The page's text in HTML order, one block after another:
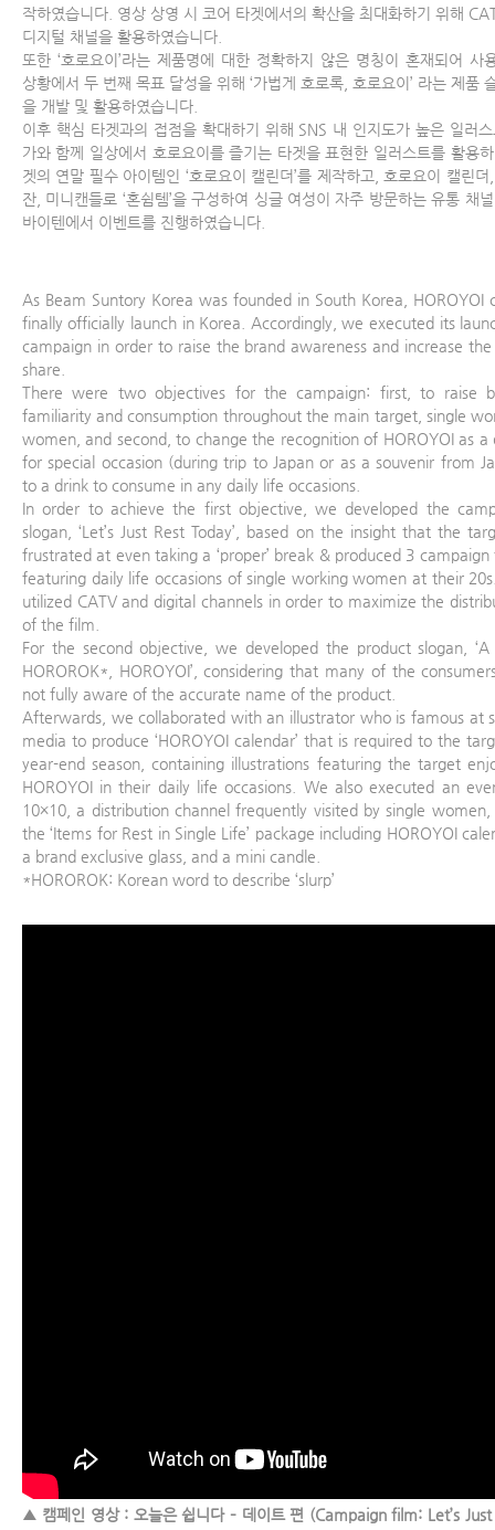
작하였습니다. 영상 상영 시 코어 타겟에서의 확산을 최대화하기 위해
디지털 채널을 활용하였습니다.
또한 ‘호로요이’라는 제품명에 대한 정확하지 않은 명칭이 혼재되어 사
상황에서 두 번째 목표 달성을 위해 ‘가법게 호로록, 호로요이’ 라는 제품
을 개발 및 활용하였습니다.
이후 핵심 타겟과의 접점을 확대하기 위해 SNS 내 인지도가 높은 일러
가와 함께 일상에서 호로요이를 즐기는 타겟을 표현한 일러스트를 활용
겟의 연말 필수 아이템인 ‘호로요이 캘린더’를 제작하고, 호로요이 캘린더
잔, 미니캔들로 ‘혼쉼템’을 구성하여 싱글 여성이 자주 방문하는 유통 채
바이텐에서 이벤트를 진행하였습니다.
As Beam Suntory Korea was founded in South Korea, HOROYOI
finally officially launch in Korea. Accordingly, we executed its
campaign in order to raise the brand awareness and increase the
share.
There were two objectives for the campaign: first, to raise
familiarity and consumption throughout the main target, single
women, and second, to change the recognition of HOROYOI as a
for special occasion (during trip to Japan or as a souvenir from
to a drink to consume in any daily life occasions.
In order to achieve the first objective, we developed the
slogan, ‘Let’s Just Rest Today’, based on the insight that the
frustrated at even taking a ‘proper’ break & produced 3 campaign
featuring daily life occasions of single working women at their
utilized CATV and digital channels in order to maximize the
of the film.
For the second objective, we developed the product slogan,
HOROROK*, HOROYOI’, considering that many of the
not fully aware of the accurate name of the product.
Afterwards, we collaborated with an illustrator who is famous at
media to produce ‘HOROYOI calendar’ that is required to the
year-end season, containing illustrations featuring the target
HOROYOI in their daily life occasions. We also executed an
10×10, a distribution channel frequently visited by single
the ‘Items for Rest in Single Life’ package including HOROYOI
a brand exclusive glass, and a mini candle.
*HOROROK: Korean word to describe ‘slurp’
▲ 캠페인 영상 : 오늘은 쉽니다 – 데이트 편 (Campaign film: Let’s Just